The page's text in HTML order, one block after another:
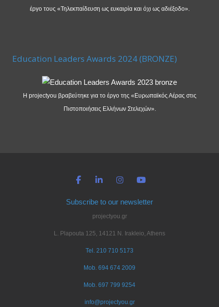
έργο τους «Τηλεκπαίδευση ως ευκαιρία και όχι ως αδιέξοδο».
Education Leaders Awards 2024 (BRONZE)
Η projectyou βραβεύτηκε για το έργο της «Ευρωπαϊκός Αέρας στις
Πιστοποιήσεις Ελλήνων Στελεχών».
Subscribe to our newsletter
projectyou.gr
L. Plapouta 125, 14121 N. Irakleio, Athens
Tel. 210 710 5173
Mob. 694 674 2009
Mob. 697 799 9254
info@projectyou.gr